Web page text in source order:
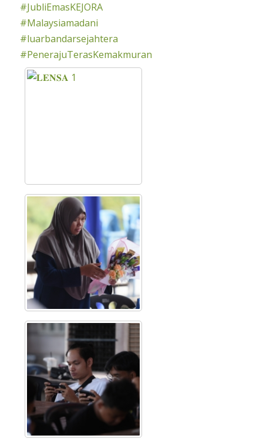
#JubliEmasKEJORA
#Malaysiamadani
#luarbandarsejahtera
#PenerajuTerasKemakmuran